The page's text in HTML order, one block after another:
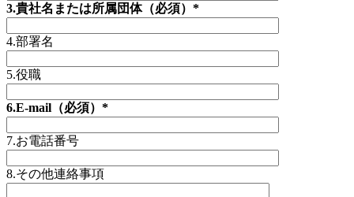
3.貴社名または所属団体（必須）*
4.部署名
5.役職
6.E-mail（必須）*
7.お電話番号
8.その他連絡事項